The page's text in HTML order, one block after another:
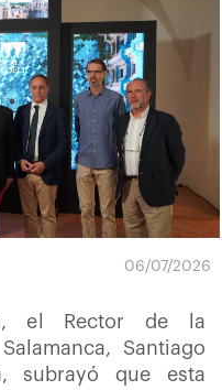
06/07/2026
el Rector de la
Santiago
subrayó que esta